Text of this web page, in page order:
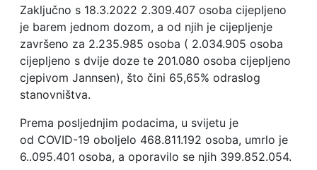
Zaključno s 18.3.2022 2.309.407 osoba cijepljeno
je barem jednom dozom, a od njih je cijepljenje
završeno za 2.235.985 osoba ( 2.034.905 osoba
cijepljeno s dvije doze te 201.080 osoba cijepljeno
cjepivom Jannsen), što čini 65,65% odraslog
stanovništva.
Prema posljednjim podacima, u svijetu je
od COVID-19 oboljelo 468.811.192 osoba, umrlo je
6..095.401 osoba, a oporavilo se njih 399.852.054.